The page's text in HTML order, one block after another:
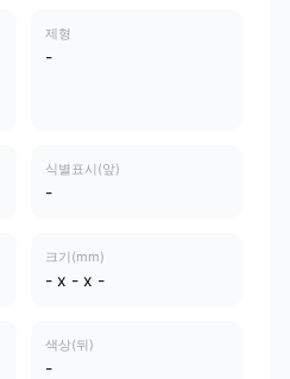
제형
-
식별표시(앞)
-
크기(mm)
- x - x -
색상(뒤)
-